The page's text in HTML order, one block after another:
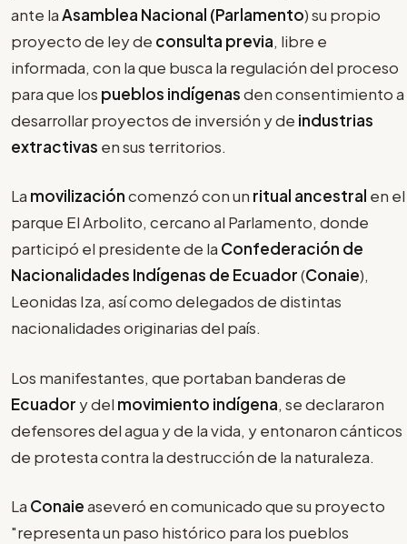
ante laAsamblea Nacional (Parlamento) su propio
proyecto de ley de consulta previa, libre e
informada, con la que busca la regulación del proceso
para que los pueblos indígenasden consentimiento a
desarrollar proyectos de inversión y de industrias
extractivas en sus territorios.
La movilizacióncomenzó con un ritual ancestral en el
parque El Arbolito, cercano al Parlamento, donde
participó el presidente de la Confederación de
Nacionalidades Indígenas de Ecuador(Conaie),
Leonidas Iza, así como delegados de distintas
nacionalidades originarias del país.
Los manifestantes, que portaban banderas de
Ecuador y del movimiento indígena, se declararon
defensores del agua y de la vida, y entonaron cánticos
de protesta contra la destrucción de la naturaleza.
La Conaieaseveró en comunicado que su proyecto
"representa un paso histórico para los pueblos